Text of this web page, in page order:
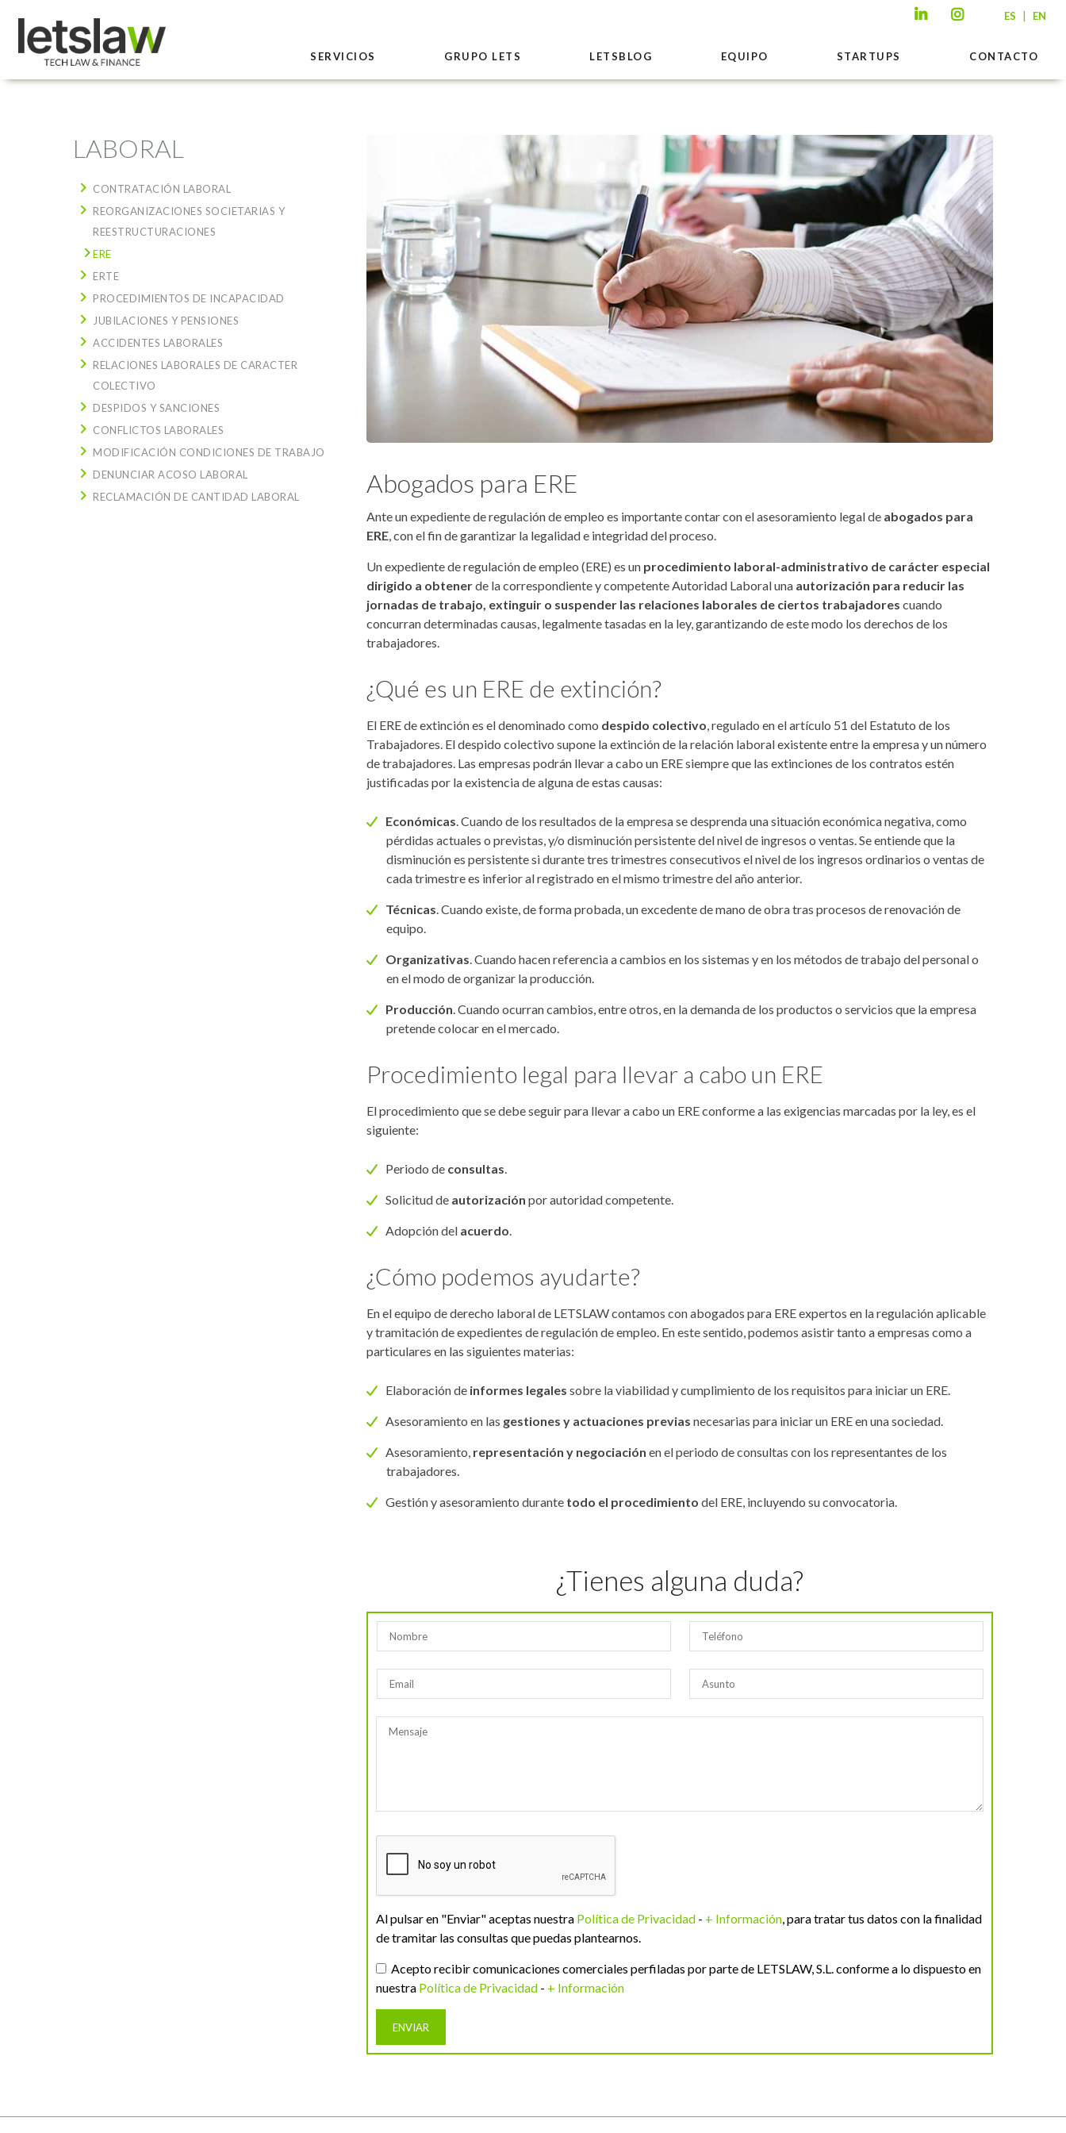
ES | EN
SERVICIOS GRUPO LETS LETSBLOG EQUIPO STARTUPS CONTACTO
Abogados para ERE
Ante un expediente de regulación de empleo es importante contar con el asesoramiento legal de abogados para
ERE, con el fin de garantizar la legalidad e integridad del proceso.
Un expediente de regulación de empleo (ERE) es un procedimiento laboral-administrativo de carácter especial
dirigido a obtenerde la correspondiente y competente Autoridad Laboral una autorización para reducir las
jornadas de trabajo, extinguir o suspender las relaciones laborales de ciertos trabajadores cuando
concurran determinadas causas, legalmente tasadas en la ley, garantizando de este modo los derechos de los
trabajadores.
¿Qué es un ERE de extinción?
El ERE de extinción es el denominado como despido colectivo, regulado en el artículo 51 del Estatuto de los
Trabajadores. El despido colectivo supone la extinción de la relación laboral existente entre la empresa y un número
de trabajadores. Las empresas podrán llevar a cabo un ERE siempre que las extinciones de los contratos estén
justificadas por la existencia de alguna de estas causas:
Económicas. Cuando de los resultados de la empresa se desprenda una situación económica negativa, como
pérdidas actuales o previstas, y/o disminución persistente del nivel de ingresos o ventas. Se entiende que la
disminución es persistente si durante tres trimestres consecutivos el nivel de los ingresos ordinarios o ventas de
cada trimestre es inferior al registrado en el mismo trimestre del año anterior.
Técnicas. Cuando existe, de forma probada, un excedente de mano de obra tras procesos de renovación de
equipo.
Organizativas. Cuando hacen referencia a cambios en los sistemas y en los métodos de trabajo del personal o
en el modo de organizar la producción.
Producción. Cuando ocurran cambios, entre otros, en la demanda de los productos o servicios que la empresa
pretende colocar en el mercado.
Procedimiento legal para llevar a cabo un ERE
El procedimiento que se debe seguir para llevar a cabo un ERE conforme a las exigencias marcadas por la ley, es el
siguiente:
Periodo de consultas.
Solicitud de autorización por autoridad competente.
Adopción del acuerdo.
¿Cómo podemos ayudarte?
En el equipo de derecho laboral de LETSLAW contamos con abogados para ERE expertos en la regulación aplicable
y tramitación de expedientes de regulación de empleo. En este sentido, podemos asistir tanto a empresas como a
particulares en las siguientes materias:
Elaboración de informes legales sobre la viabilidad y cumplimiento de los requisitos para iniciar un ERE.
Asesoramiento en las gestiones y actuaciones previas necesarias para iniciar un ERE en una sociedad.
Asesoramiento, representación y negociación en el periodo de consultas con los representantes de los
trabajadores.
Gestión y asesoramiento durante todo el procedimiento del ERE, incluyendo su convocatoria.
¿Tienes alguna duda?
Al pulsar en "Enviar" aceptas nuestra Política de Privacidad - + Información, para tratar tus datos con la finalidad
de tramitar las consultas que puedas plantearnos.
Acepto recibir comunicaciones comerciales perfiladas por parte de LETSLAW, S.L. conforme a lo dispuesto en
nuestra Política de Privacidad - + Información
LABORAL
CONTRATACIÓN LABORAL
REORGANIZACIONES SOCIETARIAS Y
REESTRUCTURACIONES
ERE
ERTE
PROCEDIMIENTOS DE INCAPACIDAD
JUBILACIONES Y PENSIONES
ACCIDENTES LABORALES
RELACIONES LABORALES DE CARACTER
COLECTIVO
DESPIDOS Y SANCIONES
CONFLICTOS LABORALES
MODIFICACIÓN CONDICIONES DE TRABAJO
DENUNCIAR ACOSO LABORAL
RECLAMACIÓN DE CANTIDAD LABORAL